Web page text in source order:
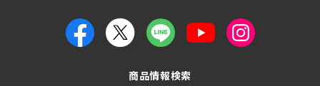
商品情報検索